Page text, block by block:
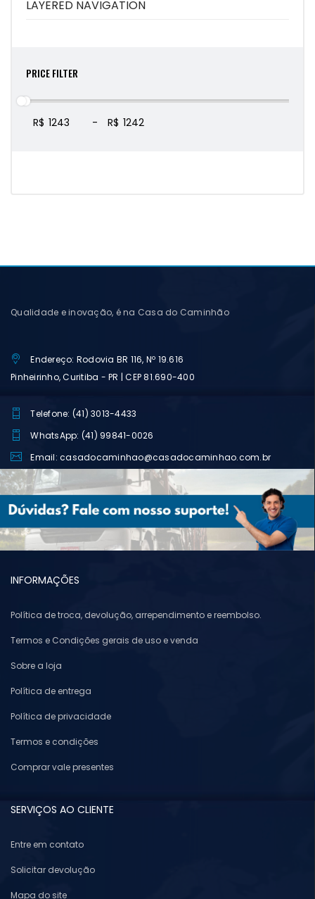
LAYERED NAVIGATION
PRICE FILTER
R$ - R$
Qualidade e inovação, é na Casa do Caminhão
Endereço: Rodovia BR 116, Nº 19.616
Pinheirinho, Curitiba - PR | CEP 81.690-400
Telefone: (41) 3013-4433
WhatsApp: (41) 99841-0026
Email: casadocaminhao@casadocaminhao.com.br
INFORMAÇÕES
Política de troca, devolução, arrependimento e reembolso.
Termos e Condições gerais de uso e venda
Sobre a loja
Política de entrega
Política de privacidade
Termos e condições
Comprar vale presentes
SERVIÇOS AO CLIENTE
Entre em contato
Solicitar devolução
Mapa do site